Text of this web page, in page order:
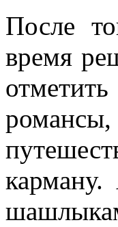
После
время